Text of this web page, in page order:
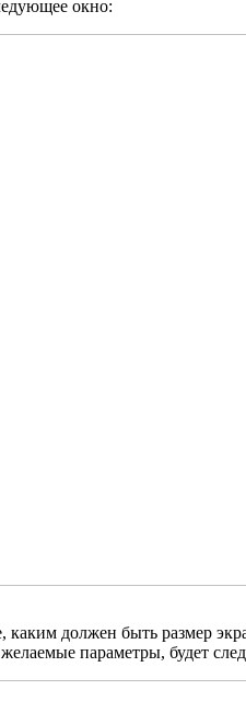
окно:
должен быть размер
параметры, будет